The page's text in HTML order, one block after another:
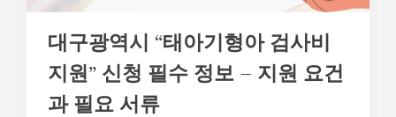
대구광역시 “태아기형아 검사비
지원” 신청 필수 정보 – 지원 요건
과 필요 서류